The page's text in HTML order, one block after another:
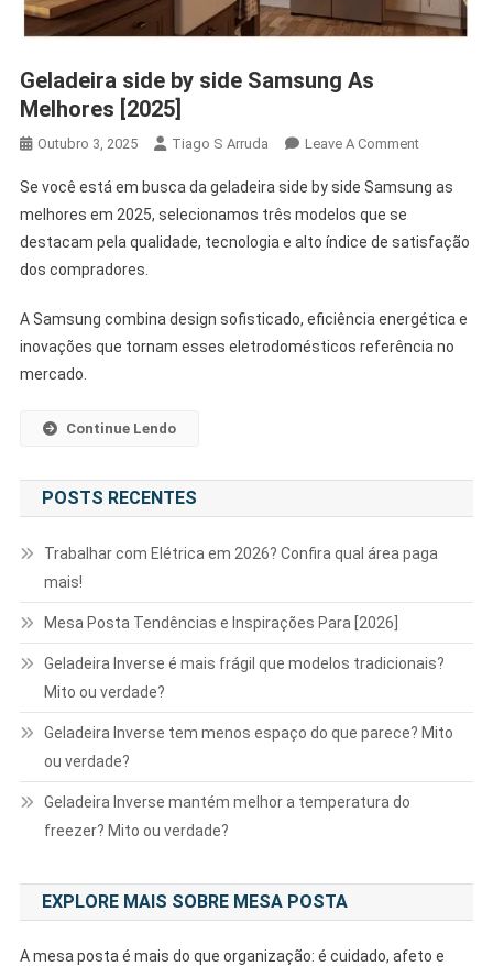
Geladeira side by side Samsung As
Melhores [2025]
Outubro 3, 2025 Tiago S Arruda Leave A CommentOn
Side
Side
Melhores
[2025]
Se você está em busca da geladeira side by side Samsung as
melhores em 2025, selecionamos três modelos que se
destacam pela qualidade, tecnologia e alto índice de satisfação
dos compradores.
A Samsung combina design sofisticado, eficiência energética e
inovações que tornam esses eletrodomésticos referência no
mercado.
Continue Lendo
POSTS RECENTES
Trabalhar com Elétrica em 2026? Confira qual área paga
mais!
Mesa Posta Tendências e Inspirações Para [2026]
Geladeira Inverse é mais frágil que modelos tradicionais?
Mito ou verdade?
Geladeira Inverse tem menos espaço do que parece? Mito
ou verdade?
Geladeira Inverse mantém melhor a temperatura do
freezer? Mito ou verdade?
EXPLORE MAIS SOBRE MESA POSTA
A mesa posta é mais do que organização: é cuidado, afeto e